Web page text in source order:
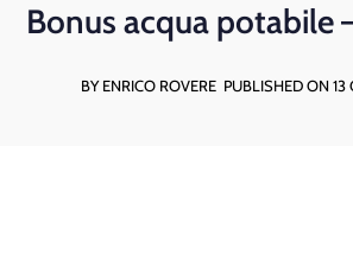
Bonus acqua potabile
BY ENRICO ROVERE PUBLISHED ON 13